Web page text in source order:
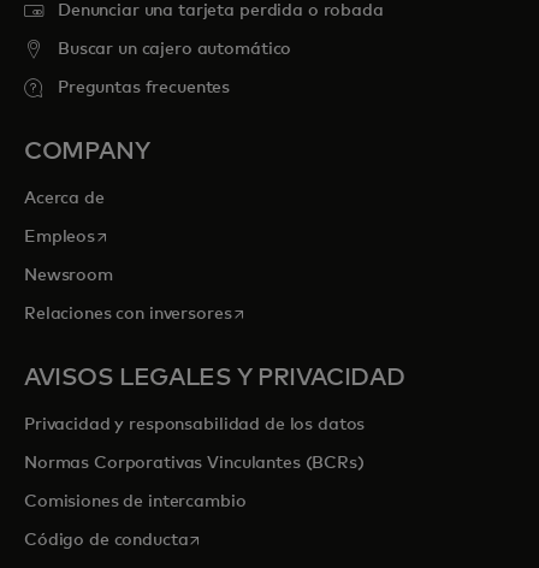
Denunciar una tarjeta perdida o robada
Buscar un cajero automático
Preguntas frecuentes
COMPANY
Acerca de
Empleosse abre en una pestaña nueva
Newsroom
Relaciones con inversoresse abre en una pestaña nueva
AVISOS LEGALES Y PRIVACIDAD
Privacidad y responsabilidad de los datos
Normas Corporativas Vinculantes (BCRs)
Comisiones de intercambio
Código de conductase abre en una pestaña nueva